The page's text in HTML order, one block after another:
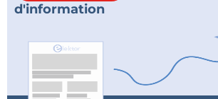
d'information